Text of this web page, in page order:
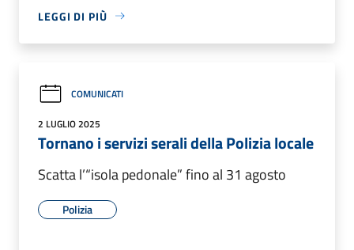
LEGGI DI PIÙ
COMUNICATI
2 LUGLIO 2025
Tornano i servizi serali della Polizia locale
Scatta l’“isola pedonale” fino al 31 agosto
Polizia